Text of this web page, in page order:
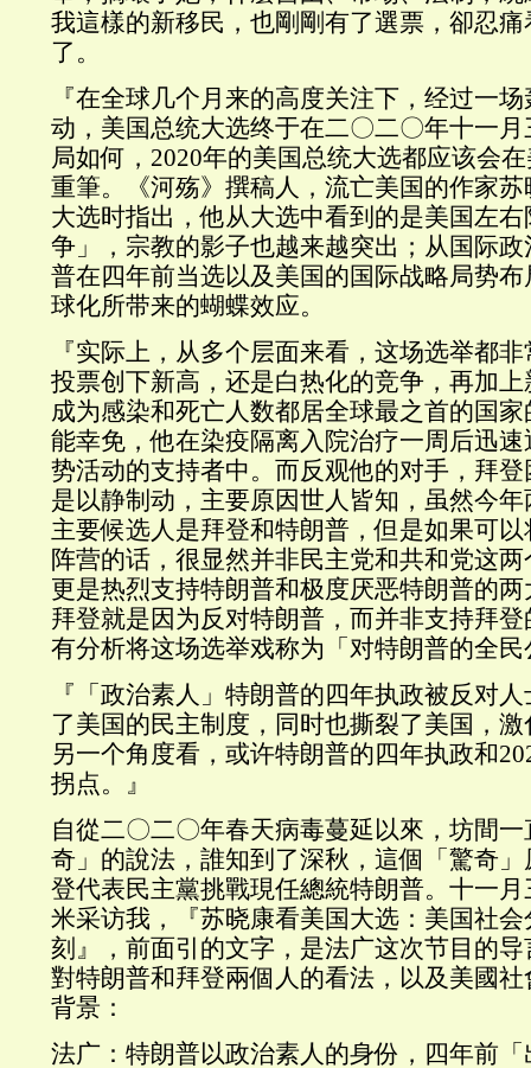
我這樣的新移民，也剛剛有了選票，卻忍
了。
『在全球几个月来的高度关注下，经过一
动，美国总统大选终于在二〇二〇年十一
局如何，2020年的美国总统大选都应该会
重筆。《河殇》撰稿人，流亡美国的作家
大选时指出，他从大选中看到的是美国左
争」，宗教的影子也越来越突出；从国际
普在四年前当选以及美国的国际战略局势
球化所带来的蝴蝶效应。
『实际上，从多个层面来看，这场选举都
投票创下新高，还是白热化的竞争，再加
成为感染和死亡人数都居全球最之首的国
能幸免，他在染疫隔离入院治疗一周后迅
势活动的支持者中。而反观他的对手，拜
是以静制动，主要原因世人皆知，虽然今
主要候选人是拜登和特朗普，但是如果可
阵营的话，很显然并非民主党和共和党这
更是热烈支持特朗普和极度厌恶特朗普的
拜登就是因为反对特朗普，而并非支持拜
有分析将这场选举戏称为「对特朗普的全民
『「政治素人」特朗普的四年执政被反对
了美国的民主制度，同时也撕裂了美国，
另一个角度看，或许特朗普的四年执政和
拐点。』
自從二〇二〇年春天病毒蔓延以來，坊間
奇」的說法，誰知到了深秋，這個「驚奇
登代表民主黨挑戰現任總統特朗普。十一
米采访我，『苏晓康看美国大选：美国社
刻』，前面引的文字，是法广这次节目的
對特朗普和拜登兩個人的看法，以及美國
背景：
法广：特朗普以政治素人的身份，四年前